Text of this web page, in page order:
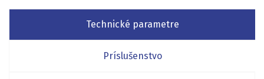
Technické parametre
Príslušenstvo